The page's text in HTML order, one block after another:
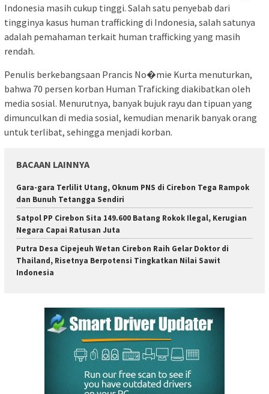
Indonesia masih cukup tinggi. Salah satu penyebab dari
tingginya kasus human trafficking di Indonesia, salah satunya
adalah pemahaman terkait human trafficking yang masih
rendah.
Penulis berkebangsaan Prancis No�mie Kurta menuturkan,
bahwa 70 persen korban Human Traficking diakibatkan oleh
media sosial. Menurutnya, banyak bujuk rayu dan tipuan yang
dimunculkan di media sosial, kemudian menarik banyak orang
untuk terlibat, sehingga menjadi korban.
BACAAN LAINNYA
Gara-gara Terlilit Utang, Oknum PNS di Cirebon Tega Rampok
dan Bunuh Tetangga Sendiri
Satpol PP Cirebon Sita 149.600 Batang Rokok Ilegal, Kerugian
Negara Capai Ratusan Juta
Putra Desa Cipejeuh Wetan Cirebon Raih Gelar Doktor di
Thailand, Risetnya Berpotensi Tingkatkan Nilai Sawit
Indonesia